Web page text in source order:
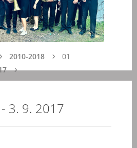
2010-2018
01
3. 9. 2017